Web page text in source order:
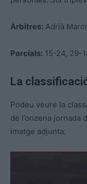
Àrbitres: Adrià
Parcials: 15-24, 29-
La
Podeu veure la
de l’onzena jornada
imatge adjunta: